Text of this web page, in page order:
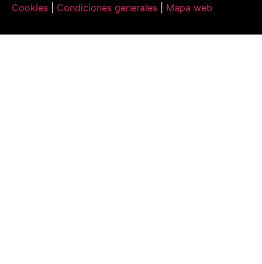
Cookies
Condiciones generales Mapa web